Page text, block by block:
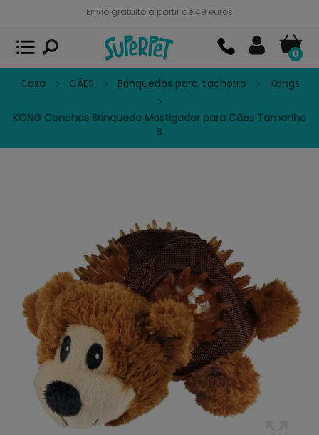
Envio gratuito a partir de 49 euros
0
Casa CÃES Brinquedos para cachorro Kongs
KONG Conchas Brinquedo Mastigador para Cães Tamanho
S
Superpet, comida para mascotas
APP GRATIS - En Google Play